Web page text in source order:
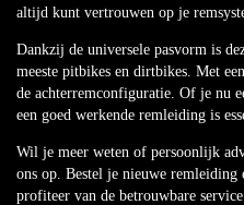
altijd kunt vertrouwen op je
Dankzij de universele pasvorm is
meeste pitbikes en dirtbikes. Met
de achterremconfiguratie. Of je nu
een goed werkende remleiding is
Wil je meer weten of persoonlijk
ons op. Bestel je nieuwe remleiding
profiteer van de betrouwbare